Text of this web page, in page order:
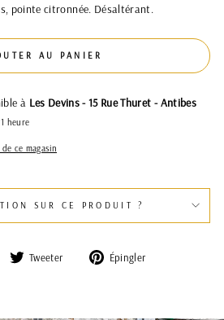
pointe citronnée. Désaltérant.
AU PANIER
à Les Devins - 15 Rue Thuret - Antibes
heure
ce magasin
SUR CE PRODUIT ?
PartagerTweeter
Tweeter Épingler